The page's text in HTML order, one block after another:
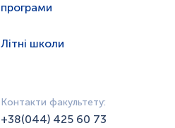
програми
Літні школи
Контакти факультету:
+38(044) 425 60 73